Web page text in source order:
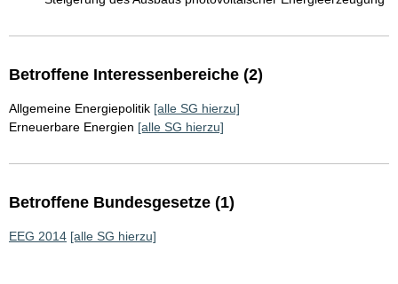
Betroffene Interessenbereiche (2)
Allgemeine Energiepolitik [alle SG hierzu]
Erneuerbare Energien [alle SG hierzu]
Betroffene Bundesgesetze (1)
EEG 2014 [alle SG hierzu]